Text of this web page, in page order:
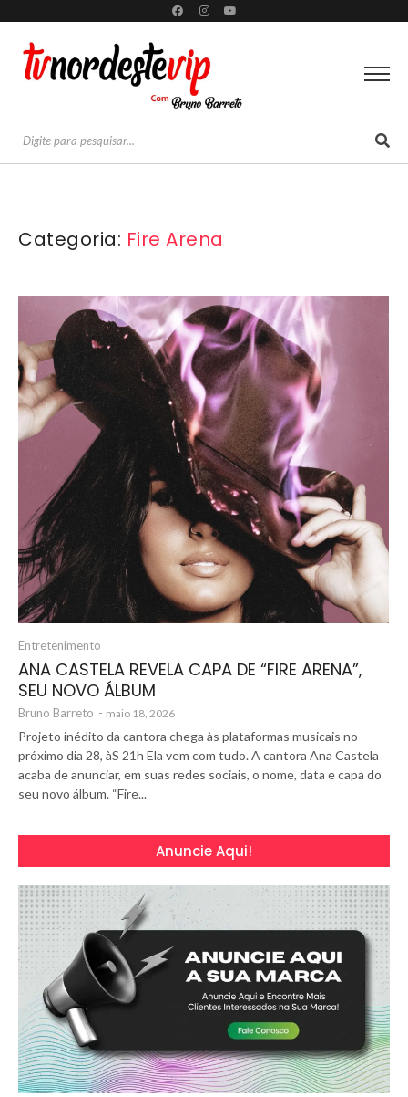
Categoria: Fire Arena
Entretenimento
ANA CASTELA REVELA CAPA DE “FIRE ARENA”,
SEU NOVO ÁLBUM
Bruno Barreto - maio 18, 2026
Projeto inédito da cantora chega às plataformas musicais no
próximo dia 28, àS 21h Ela vem com tudo. A cantora Ana Castela
acaba de anunciar, em suas redes sociais, o nome, data e capa do
seu novo álbum. “Fire...
Anuncie Aqui!